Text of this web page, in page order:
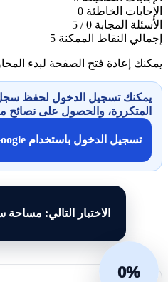
الإجابات الخاطئة 0
الأسئلة المجابة 0 / 5
إجمالي النقاط الممكنة 5
يمكنك إعادة فتح الصفحة لبدء
يمكنك تسجيل الدخول لحفظ سجل
المتكررة، والحصول على
تسجيل الدخول باستخدام Google
الاختبار التالي: مساحة
0%